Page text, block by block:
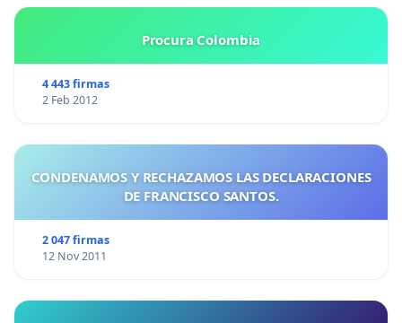
Procura Colombia
4 443 firmas
2 Feb 2012
CONDENAMOS Y RECHAZAMOS LAS DECLARACIONES
DE FRANCISCO SANTOS.
2 047 firmas
12 Nov 2011